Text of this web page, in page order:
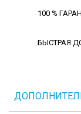
100 %
БЫСТРАЯ